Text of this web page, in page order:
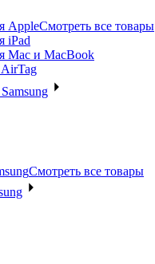
AppleСмотреть все товары
iPad
Mac и MacBook
Смотреть все товары